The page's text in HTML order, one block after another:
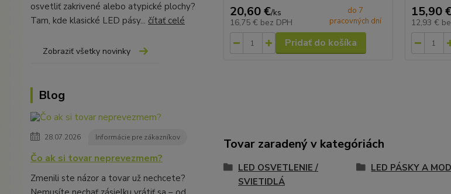
osvetliť zakrivené alebo atypické plochy?
Tam, kde klasické LED pásy... čítať celé
Zobraziť všetky novinky
Blog
28.07.2026 Informácie pre zákazníkov
Čo ak si tovar neprevezmem?
Zmenili ste názor a tovar už nechcete?
20,60 €/ks
16,75 € bez DPH
do 7
pracovných dní
Pridať do košíka
15,90
12,93 €
Tovar zaradený v kategóriách
LED OSVETLENIE /
SVIETIDLÁ
LED PÁSKY A